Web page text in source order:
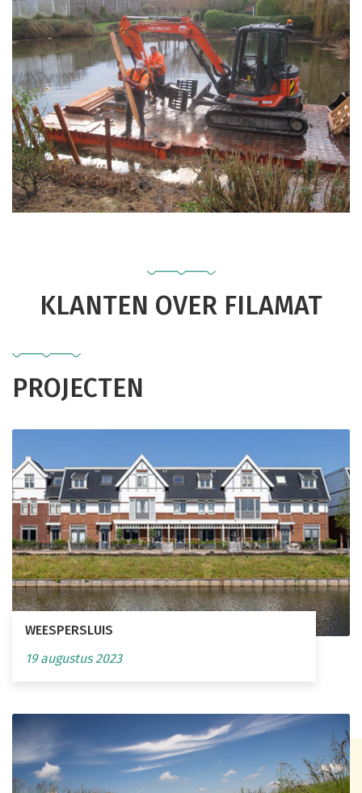
KLANTEN OVER FILAMAT
PROJECTEN
WEESPERSLUIS
19 augustus 2023